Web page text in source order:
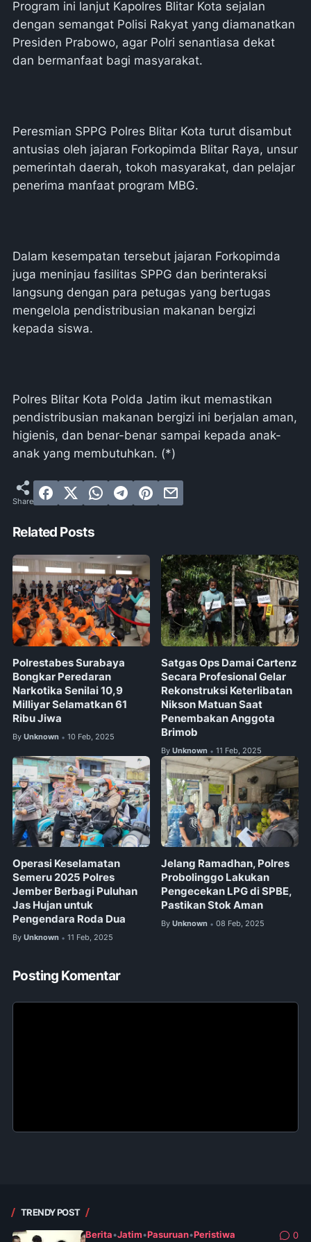
Program ini lanjut Kapolres Blitar Kota sejalan
dengan semangat Polisi Rakyat yang diamanatkan
Presiden Prabowo, agar Polri senantiasa dekat
dan bermanfaat bagi masyarakat.
Peresmian SPPG Polres Blitar Kota turut disambut
antusias oleh jajaran Forkopimda Blitar Raya, unsur
pemerintah daerah, tokoh masyarakat, dan pelajar
penerima manfaat program MBG.
Dalam kesempatan tersebut jajaran Forkopimda
juga meninjau fasilitas SPPG dan berinteraksi
langsung dengan para petugas yang bertugas
mengelola pendistribusian makanan bergizi
kepada siswa.
Polres Blitar Kota Polda Jatim ikut memastikan
pendistribusian makanan bergizi ini berjalan aman,
higienis, dan benar-benar sampai kepada anak-
anak yang membutuhkan. (*)
Related Posts
Polrestabes Surabaya
Bongkar Peredaran
Narkotika Senilai 10,9
Milliyar Selamatkan 61
Ribu Jiwa
By Unknown • 10 Feb, 2025
Satgas Ops Damai Cartenz
Secara Profesional Gelar
Rekonstruksi Keterlibatan
Nikson Matuan Saat
Penembakan Anggota
Brimob
By Unknown • 11 Feb, 2025
Operasi Keselamatan
Semeru 2025 Polres
Jember Berbagi Puluhan
Jas Hujan untuk
Pengendara Roda Dua
By Unknown • 11 Feb, 2025
Jelang Ramadhan, Polres
Probolinggo Lakukan
Pengecekan LPG di SPBE,
Pastikan Stok Aman
By Unknown • 08 Feb, 2025
Posting Komentar
TRENDY POST
Berita•Jatim•Pasuruan•Peristiwa 0